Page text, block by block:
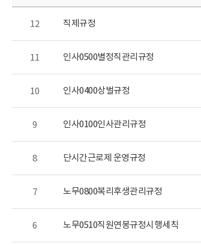
12 직제규정
11 인사0500별정직관리규정
10 인사0400상벌규정
9 인사0100인사관리규정
8 단시간근로제 운영규정
7 노무0800복리후생관리규정
6 노무0510직원연봉규정시행세칙